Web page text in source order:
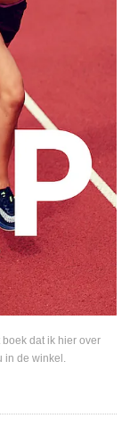
dat ik hier over
in de winkel.